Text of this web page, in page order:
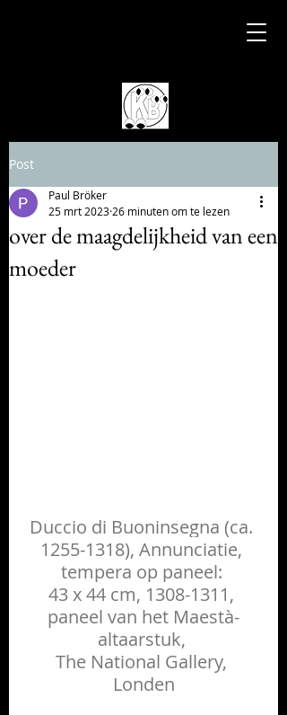
Post
over de maagdelijkheid van een
moeder
Paul Bröker
25 mrt 2023 26 minuten om te lezen
Duccio di Buoninsegna (ca.
1255-1318), Annunciatie,
tempera op paneel:
43 x 44 cm, 1308-1311,
paneel van het Maestà-
altaarstuk,
The National Gallery,
Londen